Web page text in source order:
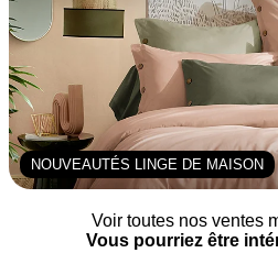
NOUVEAUTÉS LINGE DE MAISON
Voir toutes nos ventes
Vous pourriez être